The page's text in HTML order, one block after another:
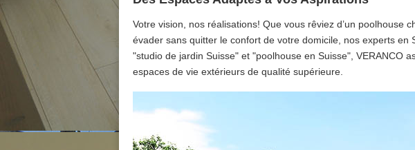
Votre vision, nos réalisations! Que vous rêviez d’un poolhouse
évader sans quitter le confort de votre domicile, nos experts
"studio de jardin Suisse" et "poolhouse en Suisse", VERANCO
espaces de vie extérieurs de qualité supérieure.